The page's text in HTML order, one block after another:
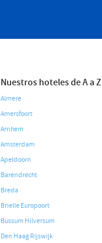
Nuestros hoteles de A a Z
Almere
Amersfoort
Arnhem
Amsterdam
Apeldoorn
Barendrecht
Breda
Brielle Europoort
Bussum Hilversum
Den Haag Rijswijk